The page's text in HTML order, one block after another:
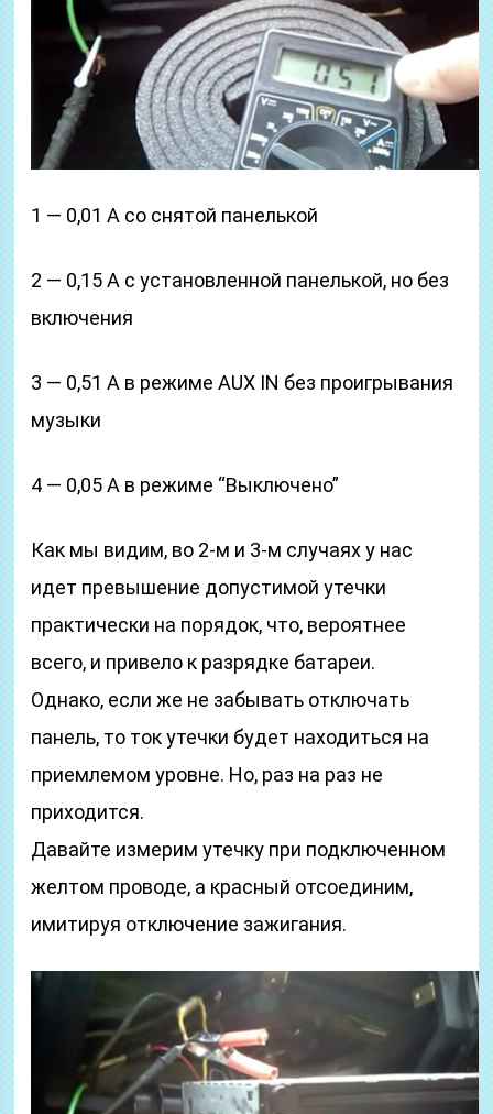
1 — 0,01 А со снятой панелькой
2 — 0,15 А с установленной панелькой, но без
включения
3 — 0,51 А в режиме AUX IN без проигрывания
музыки
4 — 0,05 А в режиме “Выключено”
Как мы видим, во 2-м и 3-м случаях у нас
идет превышение допустимой утечки
практически на порядок, что, вероятнее
всего, и привело к разрядке батареи.
Однако, если же не забывать отключать
панель, то ток утечки будет находиться на
приемлемом уровне. Но, раз на раз не
приходится.
Давайте измерим утечку при подключенном
желтом проводе, а красный отсоединим,
имитируя отключение зажигания.